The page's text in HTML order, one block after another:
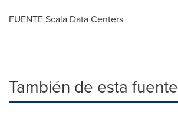
FUENTE Scala Data Centers
También de esta fuente